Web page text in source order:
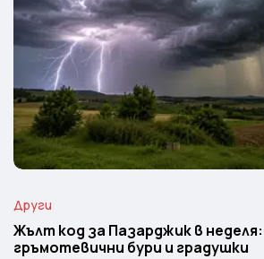
Други
Жълт код за Пазарджик в
гръмотевични бури и градушки